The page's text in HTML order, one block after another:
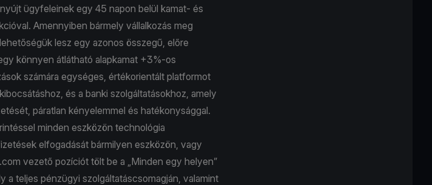
ügyfeleinek egy 45 napon belül kamat- és
Amennyiben bármely vállalkozás meg
lesz egy azonos összegű, előre
könnyen átlátható alapkamat +3%-os
számára egységes, értékorientált platformot
és a banki szolgáltatásokhoz, amely
páratlan kényelemmel és hatékonysággal.
minden eszközön technológia
elfogadását bármilyen eszközön, vagy
vezető pozíciót tölt be a „Minden egy helyen”
a teljes pénzügyi szolgáltatáscsomagján, valamint